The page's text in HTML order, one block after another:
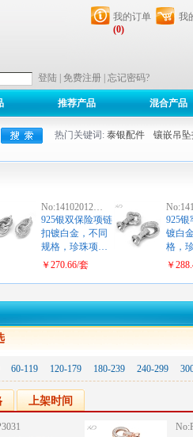
登陆 免费注册 忘记密码?
我的订单
(0)
我
推荐产品 混合产品
热门关键词: 泰银配件 镶嵌吊坠
No:14102012…
925银双保险项链
扣镀白金，不同
规格，珍珠项…
￥270.66/套
925银
镀白
格，
￥
60-119 120-179 180-239 240-299
上架时间